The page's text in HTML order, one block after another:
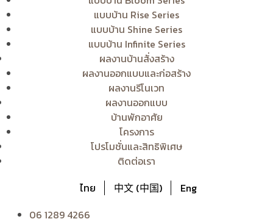
แบบบ้าน Rise Series
แบบบ้าน Shine Series
แบบบ้าน Infinite Series
ผลงานบ้านสั่งสร้าง
ผลงานออกแบบและก่อสร้าง
ผลงานรีโนเวท
ผลงานออกแบบ
บ้านพักอาศัย
โครงการ
โปรโมชั่นและสิทธิพิเศษ
ติดต่อเรา
ไทย
中文 (中国)
Eng
06 1289 4266